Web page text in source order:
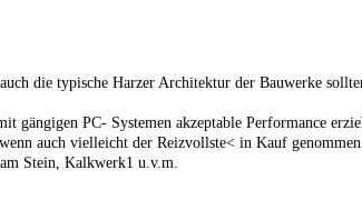
die typische Harzer Architektur der Bauwerke
gängigen PC- Systemen akzeptable Performance
auch vielleicht der Reizvollste< in Kauf genommen.
Stein, Kalkwerk1 u.v.m.